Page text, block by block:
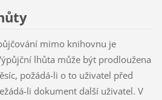
mimo knihovnu je
lhůta může být prodloužena
požádá-li o to uživatel před
li dokument další uživatel. V